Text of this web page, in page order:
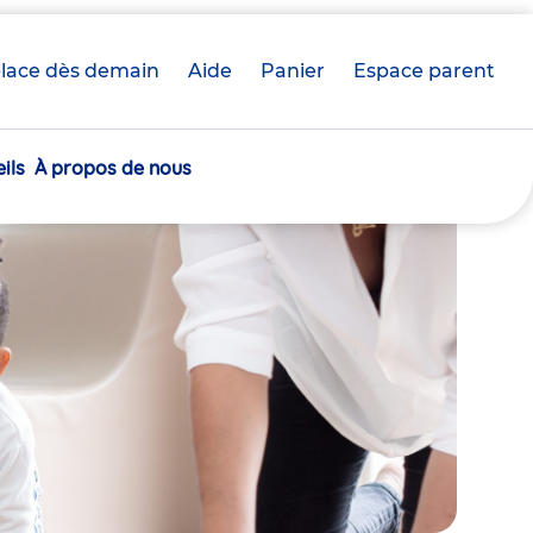
dès demain Aide Panier crèche(s)
Espace parent
À propos de nous